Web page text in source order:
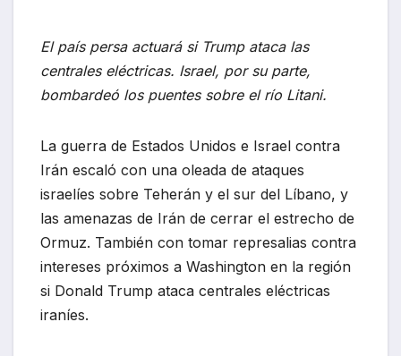
El país persa actuará si Trump ataca las
centrales eléctricas. Israel, por su parte,
bombardeó los puentes sobre el río Litani.
La guerra de Estados Unidos e Israel contra
Irán escaló con una oleada de ataques
israelíes sobre Teherán y el sur del Líbano, y
las amenazas de Irán de cerrar el estrecho de
Ormuz. También con tomar represalias contra
intereses próximos a Washington en la región
si Donald Trump ataca centrales eléctricas
iraníes.